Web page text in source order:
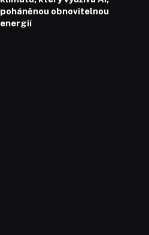
poháněnou obnovitelnou
energií